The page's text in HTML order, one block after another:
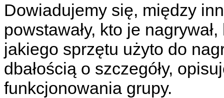
Dowiadujemy się, między
powstawały, kto je
jakiego sprzętu użyto do
dbałością o szczegóły,
funkcjonowania grupy.